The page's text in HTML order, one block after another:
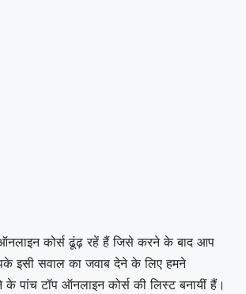
कोर्स ढूंढ़ रहें हैं जिसे करने के बाद आप
इसी सवाल का जवाब देने के लिए हमने
पांच टॉप ऑनलाइन कोर्स की लिस्ट बनायीं हैं।